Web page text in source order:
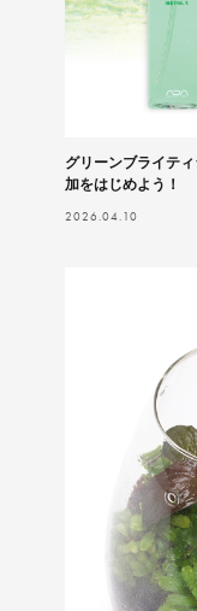
グリーンブライテ
加をはじめよう！
2026.04.10